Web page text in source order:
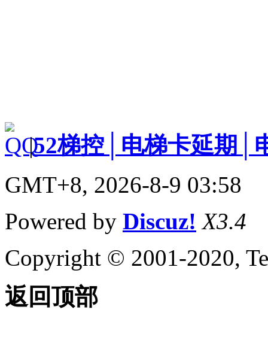
|52梯控│电梯卡延期│
GMT+8, 2026-8-9 03:58
Powered by Discuz! X3.4
Copyright © 2001-2020,
返回顶部